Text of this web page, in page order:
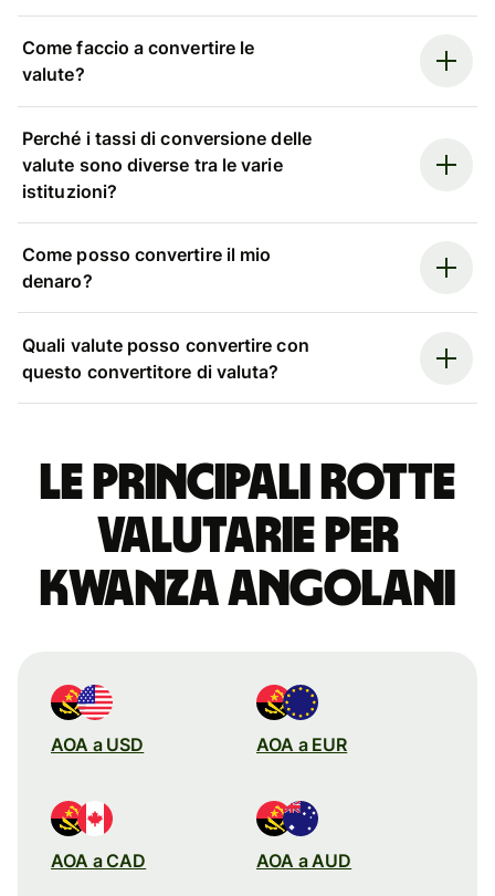
Come faccio a convertire le
valute?
Perché i tassi di conversione delle
valute sono diverse tra le varie
istituzioni?
Come posso convertire il mio
denaro?
Quali valute posso convertire con
questo convertitore di valuta?
Le principali rotte
valutarie per
kwanza angolani
AOA a USD AOA a EUR
AOA a CAD AOA a AUD